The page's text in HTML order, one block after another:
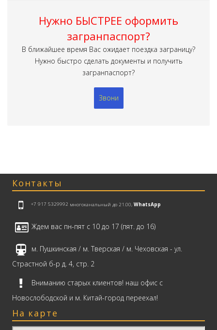
Нужно БЫСТРЕЕ оформить
загранпаспорт?
В ближайшее время Вас ожидает поездка заграницу?
Нужно быстро сделать документы и получить
загранпаспорт?
Звони
Контакты
+7 917 5329992 многоканальный до 21.00, WhatsApp
Ждем вас пн-пят с 10 до 17 (пят. до 16)
м. Пушкинская / м. Тверская / м. Чеховская - ул.
Страстной б-р д. 4, стр. 2
Вниманию старых клиентов! наш офис с
Новослободской и м. Китай-город переехал!
На карте